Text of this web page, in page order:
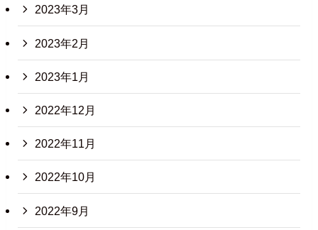
2023年3月
2023年2月
2023年1月
2022年12月
2022年11月
2022年10月
2022年9月